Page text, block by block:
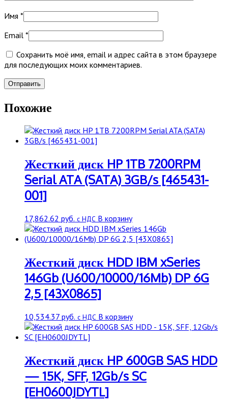
Имя *
Email *
Сохранить моё имя, email и адрес сайта в этом браузере
для последующих моих комментариев.
Похожие
Жесткий диск HP 1TB 7200RPM
Serial ATA (SATA) 3GB/s [465431-
001]
17,862.62 руб. с НДС В корзину
Жесткий диск HDD IBM xSeries
146Gb (U600/10000/16Mb) DP 6G
2,5 [43X0865]
10,534.37 руб. с НДС В корзину
Жесткий диск HP 600GB SAS HDD
— 15K, SFF, 12Gb/s SC
[EH0600JDYTL]